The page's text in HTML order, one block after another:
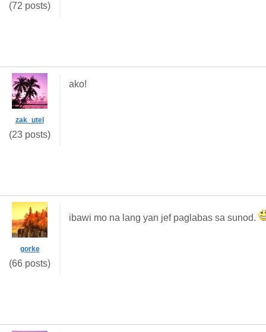
(72 posts)
zak_utel
(23 posts)
ako!
gorke
(66 posts)
ibawi mo na lang yan jef paglabas sa sunod.